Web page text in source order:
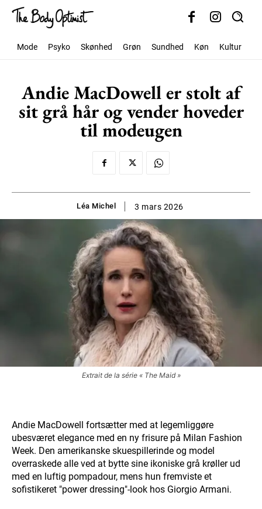
Mode Psyko Skønhed Grøn Sundhed Køn Kultur
Andie MacDowell er stolt af
sit grå hår og vender hoveder
til modeugen
Léa Michel 3 mars 2026
Extrait de la série « The Maid »
Andie MacDowell fortsætter med at legemliggøre
ubesværet elegance med en ny frisure på Milan Fashion
Week. Den amerikanske skuespillerinde og model
overraskede alle ved at bytte sine ikoniske grå krøller ud
med en luftig pompadour, mens hun fremviste et
sofistikeret "power dressing"-look hos Giorgio Armani.